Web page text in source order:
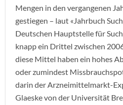
Mengen in den vergangenen
gestiegen – laut «Jahrbuch
Deutschen Hauptstelle für
knapp ein Drittel zwischen
diese Mittel haben ein hohes
oder zumindest
darin der Arzneimittelmarkt-
Glaeske von der Universität